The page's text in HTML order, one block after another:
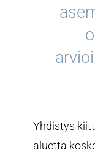
Yhdistys
aluetta